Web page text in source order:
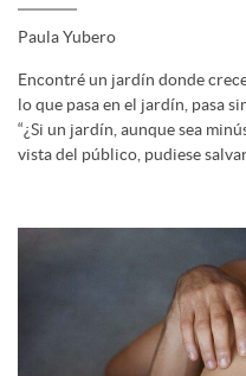
Paula Yubero
Encontré un jardín donde
lo que pasa en el jardín, pasa
“¿Si un jardín, aunque sea
vista del público, pudiese